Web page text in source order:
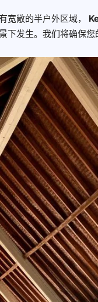
宽敞的半户外区域，
下发生。我们将确保您